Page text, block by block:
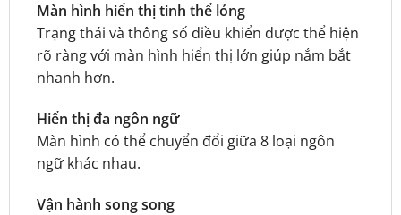
Màn hình hiển thị tinh thể lỏng
Trạng thái và thông số điều khiển được thể hiện
rõ ràng với màn hình hiển thị lớn giúp nắm bắt
nhanh hơn.
Hiển thị đa ngôn ngữ
Màn hình có thể chuyển đổi giữa 8 loại ngôn
ngữ khác nhau.
Vận hành song song